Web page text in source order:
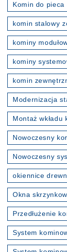
Komin do pieca
komin stalowy
kominy
kominy
komin
Modernizacja
Montaż wkładu
Nowoczesny
Nowoczesny
okiennice
Okna
Przedłużenie
System